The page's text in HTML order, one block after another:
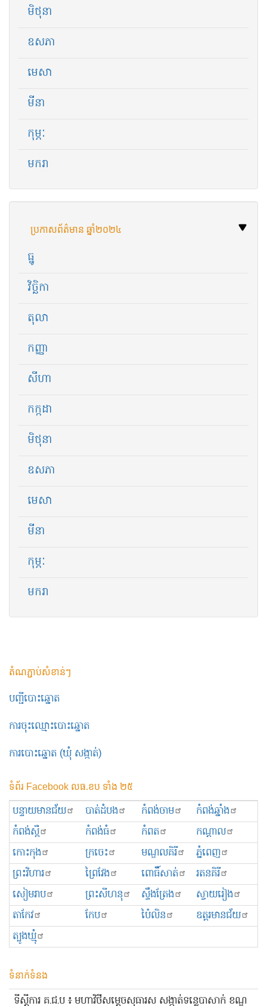
មិថុនា
ឧសភា
មេសា
មីនា
កុម្ភៈ
មករា
ប្រកាសព័ត៌មាន ឆ្នាំ២០២៤
ធ្នូ
វិច្ឆិកា
តុលា
កញ្ញា
សីហា
កក្កដា
មិថុនា
ឧសភា
មេសា
មីនា
កុម្ភៈ
មករា
តំណភ្ជាប់សំខាន់ៗ
បញ្ជីបោះឆ្នោត
ការចុះឈ្មោះបោះឆ្នោត
ការបោះឆ្នោត (ឃុំ សង្កាត់)
ទំព័រ Facebook លធ.ខប ទាំង ២៥
បន្ទាយមានជ័យ បាត់ដំបង កំពង់ចាម
កំពង់ឆ្នាំង
កំពង់ស្ពឺ
កំពង់ធំ កំពត
កណ្ដាល
កោះកុង
ក្រចេះ មណ្ឌលគិរី
ភ្នំពេញ
ព្រះ​វិហារ
ព្រៃវែង ពោធិ៍សាត់
រតនគិរី
សៀមរាប
ព្រះសីហនុ ស្ទឹងត្រែង
ស្វាយរៀង
តាកែវ
កែប ប៉ៃលិន
ឧត្ដរមានជ័យ
ត្បូងឃ្មុំ
ទំនាក់ទំនង
ទីស្ដីការ គ.ជ.ប ៖ មហាវិថីសម្ដេចសុធារស សង្កាត់ទន្លេបាសាក់ ខណ្ឌ